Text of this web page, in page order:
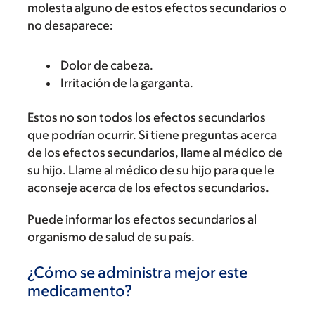
molesta alguno de estos efectos secundarios o
no desaparece:
Dolor de cabeza.
Irritación de la garganta.
Estos no son todos los efectos secundarios
que podrían ocurrir. Si tiene preguntas acerca
de los efectos secundarios, llame al médico de
su hijo. Llame al médico de su hijo para que le
aconseje acerca de los efectos secundarios.
Puede informar los efectos secundarios al
organismo de salud de su país.
¿Cómo se administra mejor este
medicamento?